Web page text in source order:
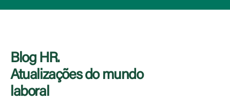
Blog HR.
Atualizações do mundo
laboral